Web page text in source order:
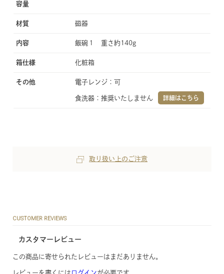
容量
材質 磁器
内容 飯碗１ 重さ約140g
箱仕様 化粧箱
その他 電子レンジ：可
食洗器：推奨いたしません 詳細はこちら
取り扱い上のご注意
CUSTOMER REVIEWS
カスタマーレビュー
この商品に寄せられたレビューはまだありません。